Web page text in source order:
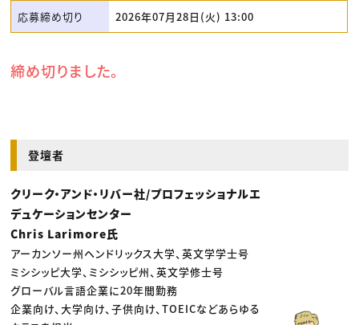
応募締め切り 2026年07月28日(火) 13:00
締め切りました。
登壇者
クリーク・アンド・リバー社/プロフェッショナルエ
デュケーションセンター
Chris Larimore氏
アーカンソー州ヘンドリックス大学、英文学学士号
ミシシッピ大学、ミシシッピ州、英文学修士号
グローバル言語企業に20年間勤務
企業向け、大学向け、子供向け、TOEICなどあらゆる